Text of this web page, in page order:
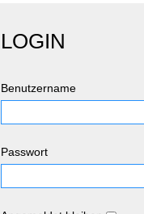
LOGIN
Benutzername
Passwort